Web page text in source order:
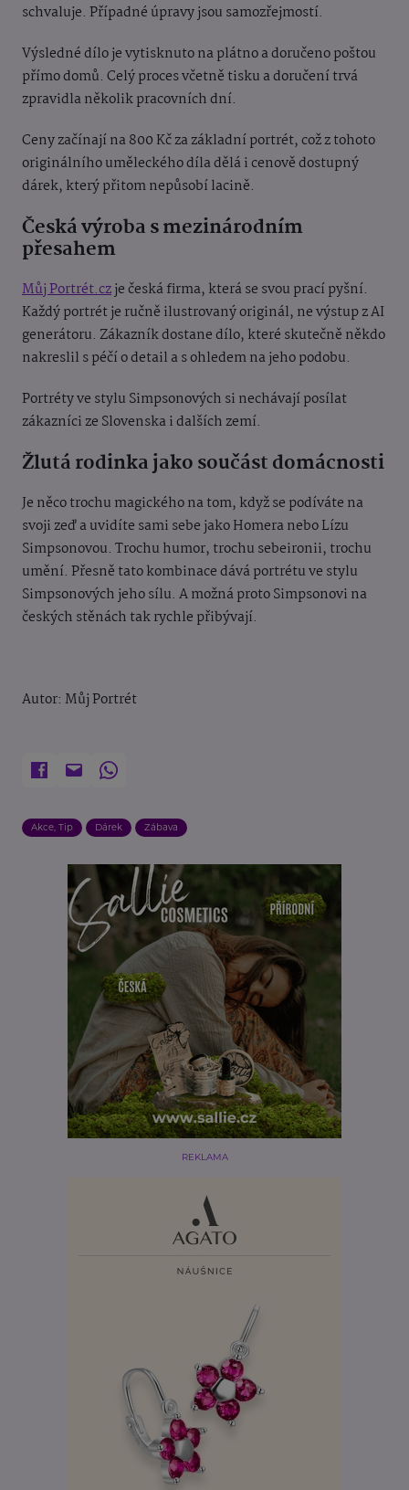
schvaluje. Případné úpravy jsou samozřejmostí.
Výsledné dílo je vytisknuto na plátno a doručeno poštou
přímo domů. Celý proces včetně tisku a doručení trvá
zpravidla několik pracovních dní.
Ceny začínají na 800 Kč za základní portrét, což z tohoto
originálního uměleckého díla dělá i cenově dostupný
dárek, který přitom nepůsobí lacině.
Česká výroba s mezinárodním
přesahem
Můj Portrét.czje česká firma, která se svou prací pyšní.
Každý portrét je ručně ilustrovaný originál, ne výstup z AI
generátoru. Zákazník dostane dílo, které skutečně někdo
nakreslil s péčí o detail a s ohledem na jeho podobu.
Portréty ve stylu Simpsonových si nechávají posílat
zákazníci ze Slovenska i dalších zemí.
Žlutá rodinka jako součást domácnosti
Je něco trochu magického na tom, když se podíváte na
svoji zeď a uvidíte sami sebe jako Homera nebo Lízu
Simpsonovou. Trochu humor, trochu sebeironii, trochu
umění. Přesně tato kombinace dává portrétu ve stylu
Simpsonových jeho sílu. A možná proto Simpsonovi na
českých stěnách tak rychle přibývají.
Autor: Můj Portrét
Akce, Tip Dárek Zábava
REKLAMA